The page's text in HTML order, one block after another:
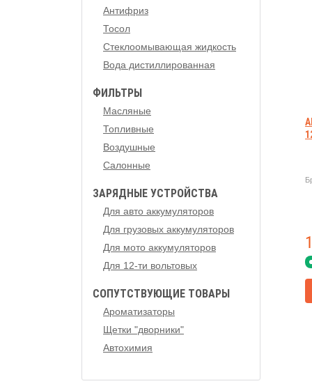
Антифриз
Тосол
Стеклоомывающая жидкость
Вода дистиллированная
ФИЛЬТРЫ
Масляные
Топливные
Воздушные
Салонные
ЗАРЯДНЫЕ УСТРОЙСТВА
Для авто аккумуляторов
Для грузовых аккумуляторов
Для мото аккумуляторов
Для 12-ти вольтовых
СОПУТСТВУЮЩИЕ ТОВАРЫ
Ароматизаторы
Щетки "дворники"
Автохимия